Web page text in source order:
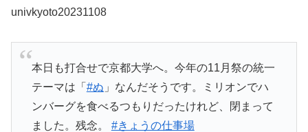
univkyoto20231108
本日も打合せで京都大学へ。今年の11月祭の統一
テーマは「 #ぬ 」なんだそうです。ミリオンでハ
ンバーグを食べるつもりだったけれど、閉まって
ました。残念。 #きょうの仕事場